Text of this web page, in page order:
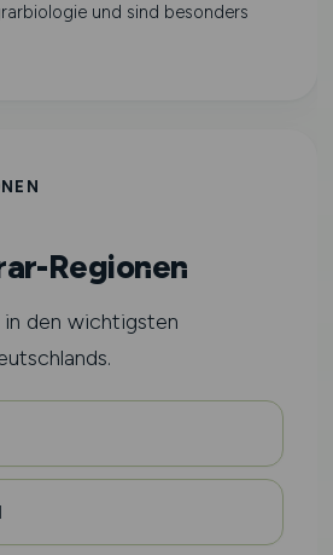
und sind besonders
Regionen
den wichtigsten